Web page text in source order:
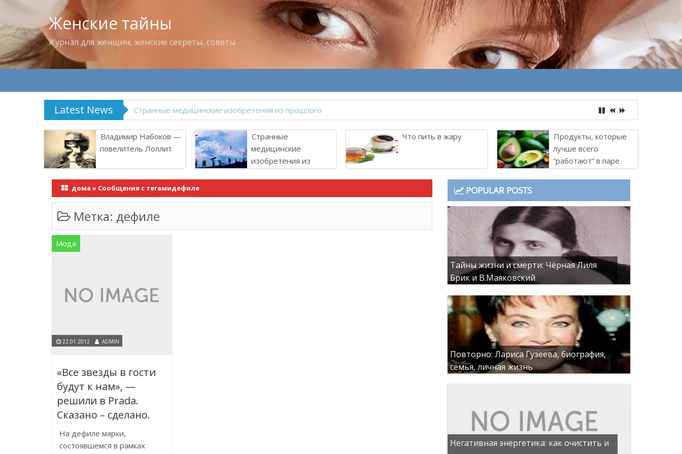
Женские тайны
Журнал для женщин, женские секреты, советы
Latest News Что пить в жару
Владимир Набоков —
повелитель Лоллит
Странные
медицинские
изобретения из
Что пить в жару
Продукты, которые
лучше всего
“работают” в паре
дома » Сообщения с тегамидефиле
Метка: дефиле
Мода
22.01.2012 ADMIN
«Все звезды в гости
будут к нам», —
решили в Prada.
Сказано – сделано.
На дефиле марки,
состоявшемся в рамках
POPULAR POSTS
Тайны жизни и смерти: Чёрная Лиля
Брик и В.Маяковский
Повторно: Лариса Гузеева, биография,
семья, личная жизнь
Негативная энергетика: как очистить и